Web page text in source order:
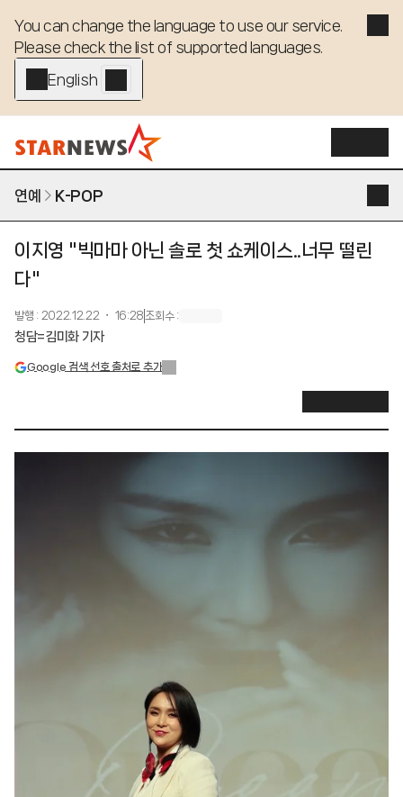
You can change the language to use our service.
Please check the list of supported languages.
English - EN
연예 K-POP
이지영 "빅마마 아닌 솔로 첫 쇼케이스..너무 떨린
다"
발행 : 2022.12.22 ・ 16:28 조회수:
청담=김미화 기자
Google 검색 선호 출처로 추가